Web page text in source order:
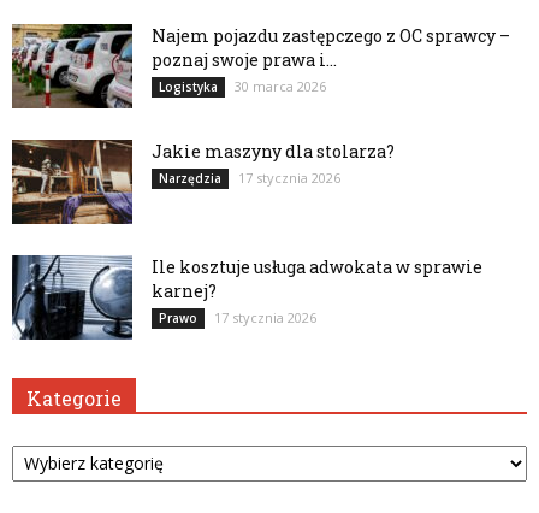
Najem pojazdu zastępczego z OC sprawcy –
poznaj swoje prawa i...
Logistyka 30 marca 2026
Jakie maszyny dla stolarza?
Narzędzia 17 stycznia 2026
Ile kosztuje usługa adwokata w sprawie
karnej?
Prawo 17 stycznia 2026
Kategorie
Kategorie